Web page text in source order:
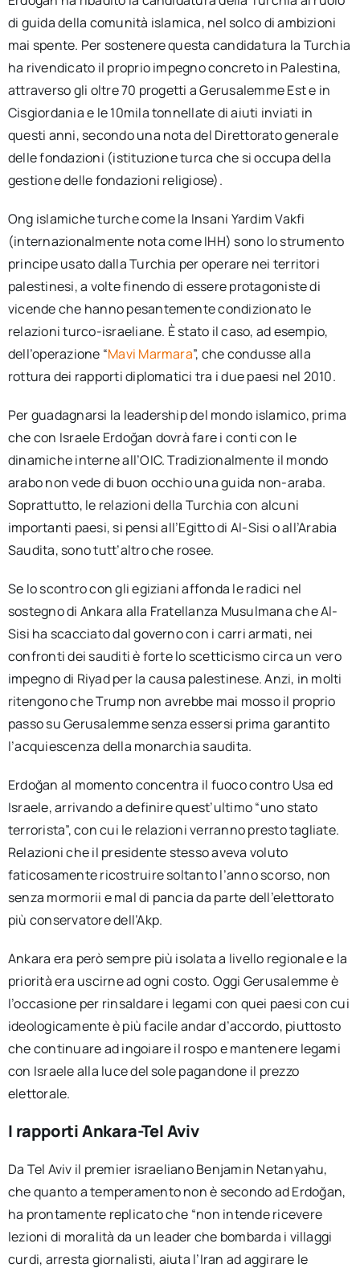
di guida della comunità islamica, nel solco di ambizioni
mai spente. Per sostenere questa candidatura la Turchia
ha rivendicato il proprio impegno concreto in Palestina,
attraverso gli oltre 70 progetti a Gerusalemme Est e in
Cisgiordania e le 10mila tonnellate di aiuti inviati in
questi anni, secondo una nota del Direttorato generale
delle fondazioni (istituzione turca che si occupa della
gestione delle fondazioni religiose).
Ong islamiche turche come la Insani Yardim Vakfi
(internazionalmente nota come IHH) sono lo strumento
principe usato dalla Turchia per operare nei territori
palestinesi, a volte finendo di essere protagoniste di
vicende che hanno pesantemente condizionato le
relazioni turco-israeliane. È stato il caso, ad esempio,
dell’operazione “Mavi Marmara”, che condusse alla
rottura dei rapporti diplomatici tra i due paesi nel 2010.
Per guadagnarsi la leadership del mondo islamico, prima
che con Israele Erdoğan dovrà fare i conti con le
dinamiche interne all’OIC. Tradizionalmente il mondo
arabo non vede di buon occhio una guida non-araba.
Soprattutto, le relazioni della Turchia con alcuni
importanti paesi, si pensi all’Egitto di Al-Sisi o all’Arabia
Saudita, sono tutt’altro che rosee.
Se lo scontro con gli egiziani affonda le radici nel
sostegno di Ankara alla Fratellanza Musulmana che Al-
Sisi ha scacciato dal governo con i carri armati, nei
confronti dei sauditi è forte lo scetticismo circa un vero
impegno di Riyad per la causa palestinese. Anzi, in molti
ritengono che Trump non avrebbe mai mosso il proprio
passo su Gerusalemme senza essersi prima garantito
l’acquiescenza della monarchia saudita.
Erdoğan al momento concentra il fuoco contro Usa ed
Israele, arrivando a definire quest’ultimo “uno stato
terrorista”, con cui le relazioni verranno presto tagliate.
Relazioni che il presidente stesso aveva voluto
faticosamente ricostruire soltanto l’anno scorso, non
senza mormorii e mal di pancia da parte dell’elettorato
più conservatore dell’Akp.
Ankara era però sempre più isolata a livello regionale e la
priorità era uscirne ad ogni costo. Oggi Gerusalemme è
l’occasione per rinsaldare i legami con quei paesi con cui
ideologicamente è più facile andar d’accordo, piuttosto
che continuare ad ingoiare il rospo e mantenere legami
con Israele alla luce del sole pagandone il prezzo
elettorale.
I rapporti Ankara-Tel Aviv
Da Tel Aviv il premier israeliano Benjamin Netanyahu,
che quanto a temperamento non è secondo ad Erdoğan,
ha prontamente replicato che “non intende ricevere
lezioni di moralità da un leader che bombarda i villaggi
curdi, arresta giornalisti, aiuta l’Iran ad aggirare le